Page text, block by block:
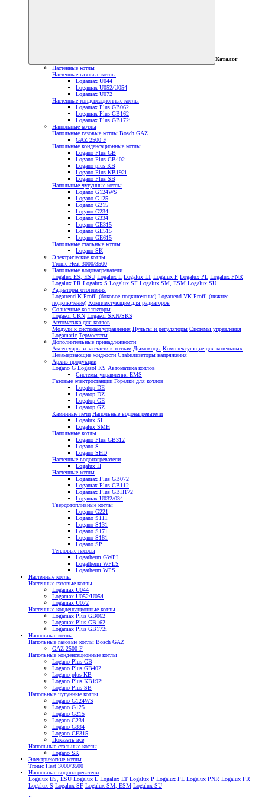
Каталог
Настенные котлы
Настенные газовые котлы
Logamax U044
Logamax U052/U054
Logamax U072
Настенные конденсационные котлы
Logamax Plus GB062
Logamax Plus GB162
Logamax Plus GB172i
Напольные котлы
Напольные газовые котлы Bosch GAZ
GAZ 2500 F
Напольные конденсационные котлы
Logano Plus GB
Logano Plus GB402
Logano plus KB
Logano Plus KB192i
Logano Plus SB
Напольные чугунные котлы
Logano G124WS
Logano G125
Logano G215
Logano G234
Logano G334
Logano GE315
Logano GE515
Logano GE615
Напольные стальные котлы
Logano SK
Электрические котлы
Tronic Heat 3000/3500
Напольные водонагреватели
Logalux ES, ESU Logalux L Logalux LT Logalux P Logalux PL Logalux PNR
Logalux PR Logalux S Logalux SF Logalux SM, ESM Logalux SU
Радиаторы отопления
Logatrend K-Profil (боковое подключение) Logatrend VK-Profil (нижнее
подключение) Комплектующие для радиаторов
Солнечные коллекторы
Logasol CKN Logasol SKN/SKS
Автоматика для котлов
Модули к системам управления Пульты и регуляторы Системы управления
Logamatic Термостаты
Дополнительные принадлежности
Аксессуары и запчасти к котлам Дымоходы Комплектующие для котельных
Незамерзающие жидкости Стабилизаторы напряжения
Архив продукции
Logano G Logasol KS Автоматика котлов
Системы управления EMS
Газовые электростанции Горелки для котлов
Logatop DE
Logatop DZ
Logatop GE
Logatop GZ
Каминные печи Напольные водонагреватели
Logalux SL
Logalux SMH
Напольные котлы
Logano Plus GB312
Logano S
Logano SHD
Настенные водонагреватели
Logalux H
Настенные котлы
Logamax Plus GB072
Logamax Plus GB112
Logamax Plus GBH172
Logamax U032/034
Твердотопливные котлы
Logano G221
Logano S111
Logano S131
Logano S171
Logano S181
Logano SP
Тепловые насосы
Logatherm GWPL
Logatherm WPLS
Logatherm WPS
Настенные котлы
Настенные газовые котлы
Logamax U044
Logamax U052/U054
Logamax U072
Настенные конденсационные котлы
Logamax Plus GB062
Logamax Plus GB162
Logamax Plus GB172i
Напольные котлы
Напольные газовые котлы Bosch GAZ
GAZ 2500 F
Напольные конденсационные котлы
Logano Plus GB
Logano Plus GB402
Logano plus KB
Logano Plus KB192i
Logano Plus SB
Напольные чугунные котлы
Logano G124WS
Logano G125
Logano G215
Logano G234
Logano G334
Logano GE315
Показать все
Напольные стальные котлы
Logano SK
Электрические котлы
Tronic Heat 3000/3500
Напольные водонагреватели
Logalux ES, ESU Logalux L Logalux LT Logalux P Logalux PL Logalux PNR Logalux PR
Logalux S Logalux SF Logalux SM, ESM Logalux SU